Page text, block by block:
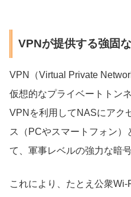
VPNが提供する強固
VPN（Virtual Private
仮想的なプライベートトン
VPNを利用してNASにアク
ス（PCやスマートフォン
て、軍事レベルの強力な暗
これにより、たとえ公衆